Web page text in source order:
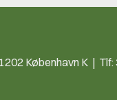
København K | Tlf: